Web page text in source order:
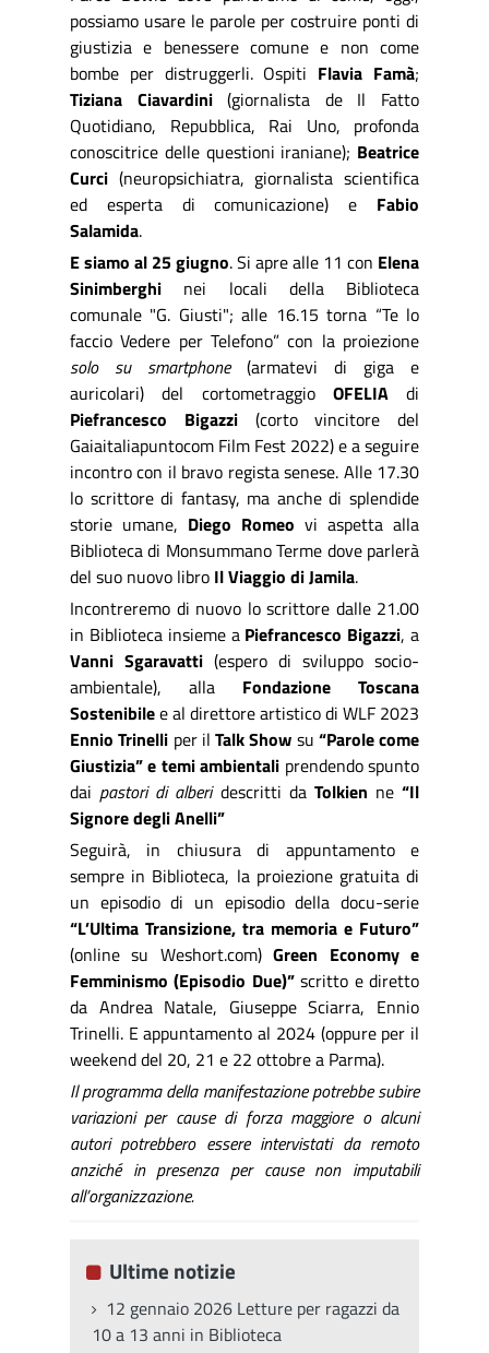
possiamo usare le parole per costruire ponti di
giustizia e benessere comune e non come
bombe per distruggerli. Ospiti Flavia Famà;
Tiziana Ciavardini(giornalista de Il Fatto
Quotidiano, Repubblica, Rai Uno, profonda
conoscitrice delle questioni iraniane); Beatrice
Curci (neuropsichiatra, giornalista scientifica
ed esperta di comunicazione) e Fabio
Salamida.
E siamo al 25 giugno. Si apre alle 11 con Elena
Sinimberghi nei locali della Biblioteca
comunale "G. Giusti"; alle 16.15 torna “Te lo
faccio Vedere per Telefono” con la proiezione
solo su smartphone(armatevi di giga e
auricolari) del cortometraggio OFELIAdi
Piefrancesco Bigazzi(corto vincitore del
Gaiaitaliapuntocom Film Fest 2022) e a seguire
incontro con il bravo regista senese. Alle 17.30
lo scrittore di fantasy, ma anche di splendide
storie umane, Diego Romeo vi aspetta alla
Biblioteca di Monsummano Terme dove parlerà
del suo nuovo libro Il Viaggio di Jamila.
Incontreremo di nuovo lo scrittore dalle 21.00
in Biblioteca insieme a Piefrancesco Bigazzi, a
Vanni Sgaravatti (espero di sviluppo socio-
ambientale), alla Fondazione Toscana
Sostenibilee al direttore artistico di WLF 2023
Ennio Trinelli per il Talk Show su “Parole come
Giustizia” e temi ambientali prendendo spunto
dai pastori di alberidescritti da Tolkien ne “Il
Signore degli Anelli”
Seguirà, in chiusura di appuntamento e
sempre in Biblioteca, la proiezione gratuita di
un episodio di un episodio della docu-serie
“L’Ultima Transizione, tra memoria e Futuro”
(online su Weshort.com)Green Economy e
Femminismo (Episodio Due)”scritto e diretto
da Andrea Natale, Giuseppe Sciarra, Ennio
Trinelli. E appuntamento al 2024 (oppure per il
weekend del 20, 21 e 22 ottobre a Parma).
Il programma della manifestazione potrebbe subire
variazioni per cause di forza maggiore o alcuni
autori potrebbero essere intervistati da remoto
anziché in presenza per cause non imputabili
all’organizzazione.
Ultime notizie
12 gennaio 2026 Letture per ragazzi da
10 a 13 anni in Biblioteca